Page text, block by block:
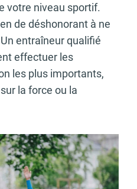
votre niveau sportif.
de déshonorant à ne
entraîneur qualifié
effectuer les
les plus importants,
la force ou la